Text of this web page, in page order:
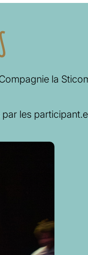
la
les